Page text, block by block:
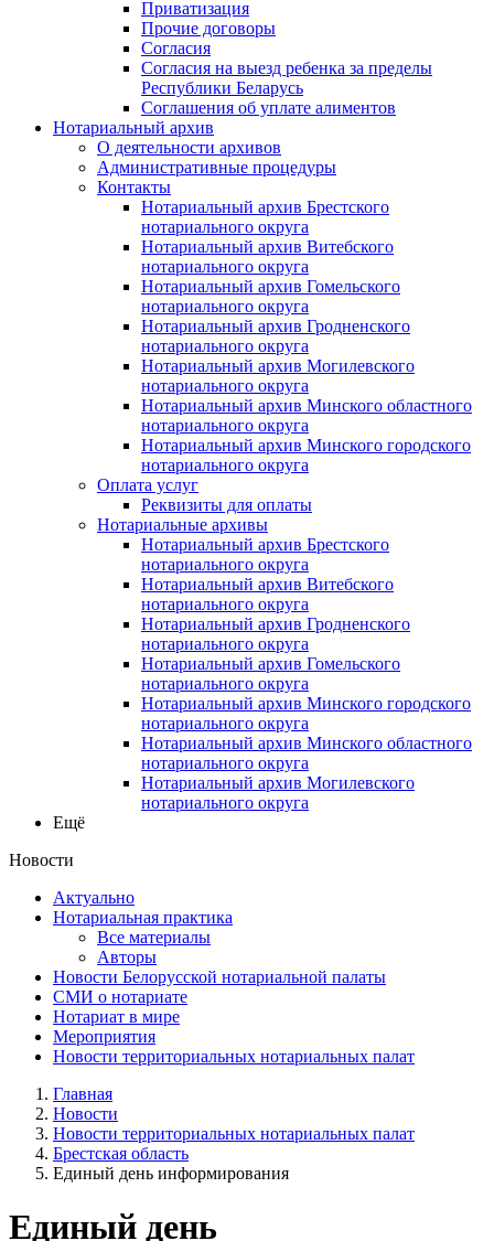
Приватизация
Прочие договоры
Согласия
Согласия на выезд ребенка за пределы
Республики Беларусь
Соглашения об уплате алиментов
Нотариальный архив
О деятельности архивов
Административные процедуры
Контакты
Нотариальный архив Брестского
нотариального округа
Нотариальный архив Витебского
нотариального округа
Нотариальный архив Гомельского
нотариального округа
Нотариальный архив Гродненского
нотариального округа
Нотариальный архив Могилевского
нотариального округа
Нотариальный архив Минского областного
нотариального округа
Нотариальный архив Минского городского
нотариального округа
Оплата услуг
Реквизиты для оплаты
Нотариальные архивы
Нотариальный архив Брестского
нотариального округа
Нотариальный архив Витебского
нотариального округа
Нотариальный архив Гродненского
нотариального округа
Нотариальный архив Гомельского
нотариального округа
Нотариальный архив Минского городского
нотариального округа
Нотариальный архив Минского областного
нотариального округа
Нотариальный архив Могилевского
нотариального округа
Ещё
Новости
Актуально
Нотариальная практика
Все материалы
Авторы
Новости Белорусской нотариальной палаты
СМИ о нотариате
Нотариат в мире
Мероприятия
Новости территориальных нотариальных палат
Главная
Новости
Новости территориальных нотариальных палат
Брестская область
Единый день информирования
Единый день